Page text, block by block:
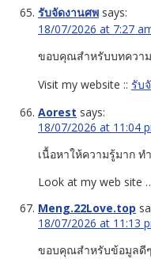
รับจัดงานศพ says:
18/07/2026 at 7:27
ขอบคุณสำหรับบทความ
Visit my website :: รับ
Aorest says:
18/07/2026 at 11:04
เนื้อหาให้ความรู้มาก ท
Look at my web site
Meng.22Love.top
18/07/2026 at 11:13
ขอบคุณสำหรับข้อมูลดีๆ